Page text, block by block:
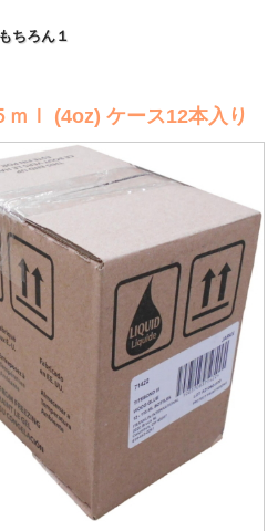
ちろん１
ｌ (4oz) ケース12本入り